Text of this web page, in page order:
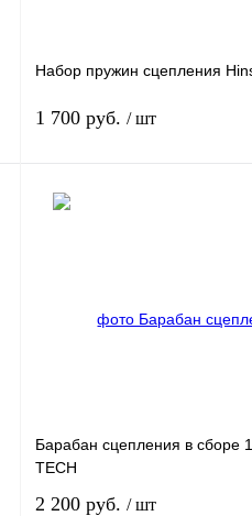
Набор пружин сцепления
1 700 руб. / шт
Барабан сцепления в сборе
TECH
2 200 руб. / шт